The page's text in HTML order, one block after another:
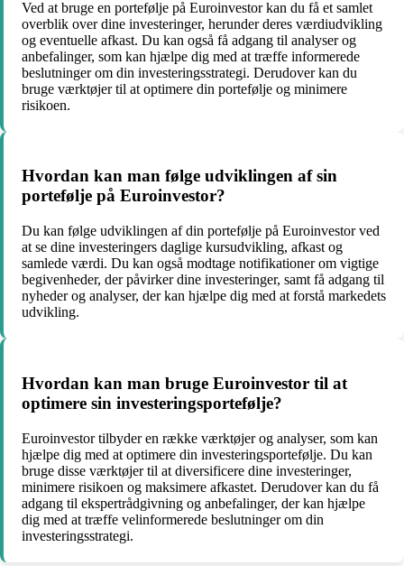
Ved at bruge en portefølje på Euroinvestor kan du få et samlet
overblik over dine investeringer, herunder deres værdiudvikling
og eventuelle afkast. Du kan også få adgang til analyser og
anbefalinger, som kan hjælpe dig med at træffe informerede
beslutninger om din investeringsstrategi. Derudover kan du
bruge værktøjer til at optimere din portefølje og minimere
risikoen.
Hvordan kan man følge udviklingen af sin
portefølje på Euroinvestor?
Du kan følge udviklingen af din portefølje på Euroinvestor ved
at se dine investeringers daglige kursudvikling, afkast og
samlede værdi. Du kan også modtage notifikationer om vigtige
begivenheder, der påvirker dine investeringer, samt få adgang til
nyheder og analyser, der kan hjælpe dig med at forstå markedets
udvikling.
Hvordan kan man bruge Euroinvestor til at
optimere sin investeringsportefølje?
Euroinvestor tilbyder en række værktøjer og analyser, som kan
hjælpe dig med at optimere din investeringsportefølje. Du kan
bruge disse værktøjer til at diversificere dine investeringer,
minimere risikoen og maksimere afkastet. Derudover kan du få
adgang til ekspertrådgivning og anbefalinger, der kan hjælpe
dig med at træffe velinformerede beslutninger om din
investeringsstrategi.